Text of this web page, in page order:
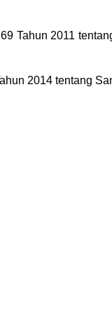
Tahun 2011
2014 tentang